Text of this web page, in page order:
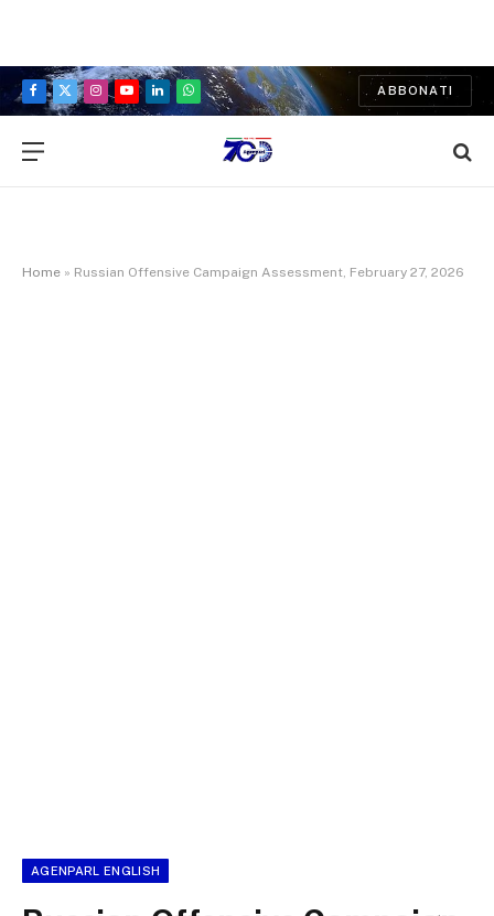
Facebook
X
Instagram
YouTubeLinkedInWhatsApp
ABBONATI
Home » Russian Offensive Campaign Assessment, February 27, 2026
AGENPARL ENGLISH